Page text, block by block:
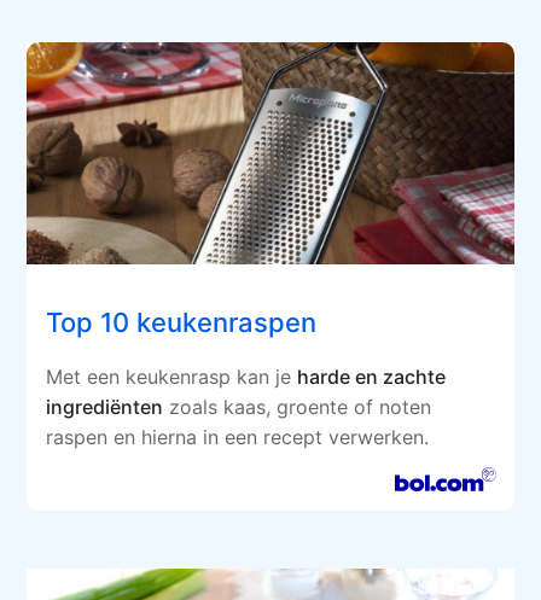
Top 10 keukenraspen
Met een keukenrasp kan je harde en zachte
ingrediënten zoals kaas, groente of noten
raspen en hierna in een recept verwerken.